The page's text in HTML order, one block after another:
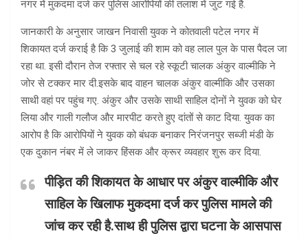
नगर में मुकदमा दर्ज कर पुलिस आरोपियों की तलाश में जुट गई है.
जानकारी के अनुसार जाखन निवासी युवक ने कोतवाली पटेल नगर में
शिकायत दर्ज कराई है कि 3 जुलाई की शाम को वह लाल पुल के पास पैदल जा
रहा था. इसी दौरान तेज रफ्तार से चल रहे स्कूटी चालक अंकुर वाल्मीकि ने
जोर से टक्कर मार दी.इसके बाद वाहन चालक अंकुर वाल्मीकि और उसका
साथी वहां पर पहुंच गए. अंकुर और उसके साथी साहिल दोनों ने युवक को घेर
लिया और गाली गलौज और मारपीट करते हुए दांतों से काट दिया. युवक का
आरोप है कि आरोपियों ने युवक को बंधक बनाकर निरंजनपुर सब्जी मंडी के
एक दुकान नंबर में ले जाकर हिंसक और क्रूर व्यवहार शुरू कर दिया.
पीड़ित की शिकायत के आधार पर अंकुर वाल्मीकि और
साहिल के खिलाफ मुकदमा दर्ज कर पुलिस मामले की
जांच कर रही है.साथ ही पुलिस द्वारा घटना के आसपास